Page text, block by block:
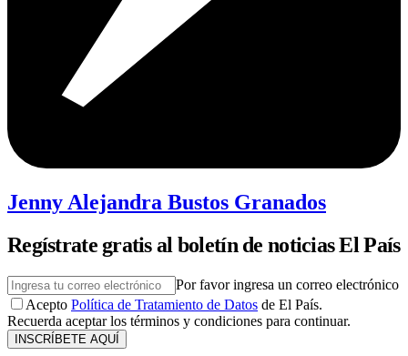
Jenny Alejandra Bustos Granados
Regístrate gratis al boletín de noticias El País
Por favor ingresa un correo electrónico
Acepto Política de Tratamiento de Datos de El País.
Recuerda aceptar los términos y condiciones para continuar.
INSCRÍBETE AQUÍ